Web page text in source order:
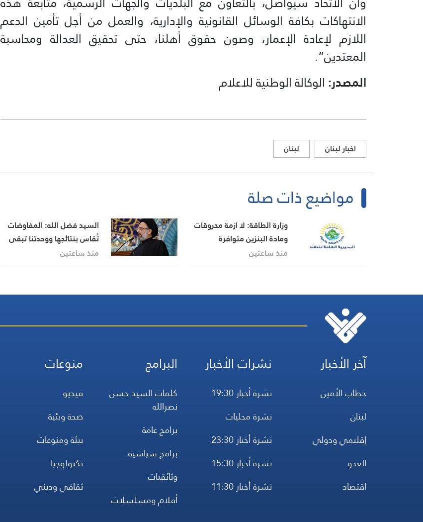
الانتهاكات بكافة الوسائل القانونية والإدارية، والعمل من أجل تأمين الدعم
اللازم لإعادة الإعمار، وصون حقوق أهلنا، حتى تحقيق العدالة ومحاسبة
المعتدين”.
المصدر: الوكالة الوطنية للاعلام
اخبار لبنان لبنان
مواضيع ذات صلة
وزارة الطاقة: لا ازمة محروقات
ومادة البنزين متوافرة
منذ ساعتين
السيد فضل الله: المفاوضات
تُقاس بنتائجها ووحدتنا تبقى
سلاحنا في مواجهة التحديات
منذ ساعتين
آخر الأخبار
خطاب الأمين
لبنان
إقليمي ودولي
العدو
اقتصاد
نشرات الأخبار
نشرة أخبار 19:30
نشرة محليات
نشرة أخبار 23:30
نشرة أخبار 15:30
نشرة أخبار 11:30
البرامج
كلمات السيد حسن
نصرالله
برامج عامة
برامج سياسية
وثائقيات
أفلام ومسلسلات
منوعات
فيديو
صحة وبئية
بيئة ومنوعات
تكنولوجيا
ثقافي وديني